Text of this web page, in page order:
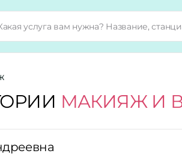
МАКИЯЖ И